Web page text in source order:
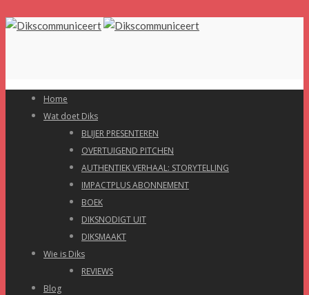
Home
Wat doet Diks
BLIJER PRESENTEREN
OVERTUIGEND PITCHEN
AUTHENTIEK VERHAAL: STORYTELLING
IMPACTPLUS ABONNEMENT
BOEK
DIKSNODIGT UIT
DIKSMAAKT
Wie is Diks
REVIEWS
Blog